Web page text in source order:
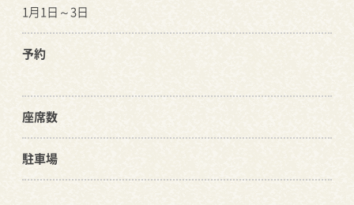
1月1日～3日
予約
座席数
駐車場